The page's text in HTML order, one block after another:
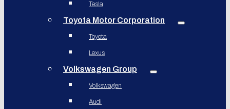
Tesla
Toyota Motor Corporation
Toyota
Lexus
Volkswagen Group
Volkswagen
Audi